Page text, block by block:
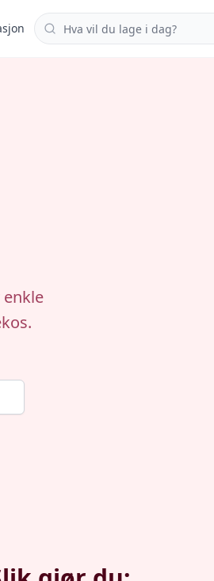
Søk i oppskrifter